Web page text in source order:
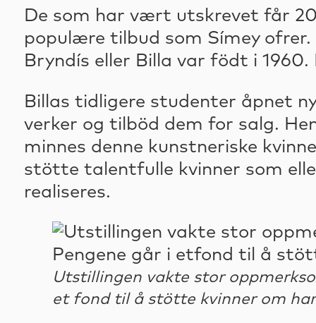
De som har vært utskrevet får
populære tilbud som Símey ofrer.
Bryndís eller Billa var födt i
Billas tidligere studenter åpnet
verker og tilböd dem for salg.
minnes denne kunstneriske
stötte talentfulle kvinner som
realiseres.
Utstillingen vakte stor
et fond til å stötte kvinner om